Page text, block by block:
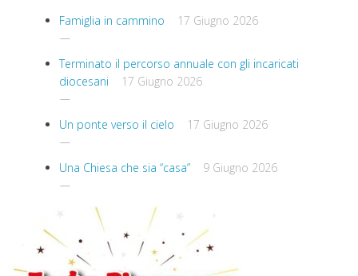
Famiglia in cammino 17 Giugno 2026
Terminato il percorso annuale con gli incaricati
diocesani
17 Giugno 2026
Un ponte verso il cielo 17 Giugno 2026
Una Chiesa che sia “casa” 9 Giugno 2026